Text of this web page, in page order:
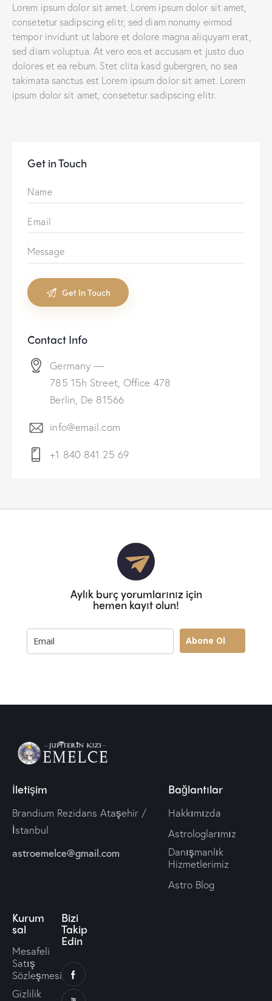
Lorem ipsum dolor sit amet. Lorem ipsum dolor sit amet,
consetetur sadipscing elitr, sed diam nonumy eirmod
tempor invidunt ut labore et dolore magna aliquyam erat,
sed diam voluptua. At vero eos et accusam et justo duo
dolores et ea rebum. Stet clita kasd gubergren, no sea
takimata sanctus est Lorem ipsum dolor sit amet. Lorem
ipsum dolor sit amet, consetetur sadipscing elitr.
Get in Touch
Contact Info
Germany —
785 15h Street, Office 478
Berlin, De 81566
info@email.com
+1 840 841 25 69
Aylık burç yorumlarınız için
hemen kayıt olun!
Abone Ol
İletişim
Brandium Rezidans Ataşehir /
İstanbul
astroemelce@gmail.com
Bağlantılar
Hakkımızda
Astrologlarımız
Danışmanlık
Hizmetlerimiz
Astro Blog
Kurum
sal
Mesafeli
Satış
Sözleşmesi
Gizlilik
Bizi
Takip
Edin